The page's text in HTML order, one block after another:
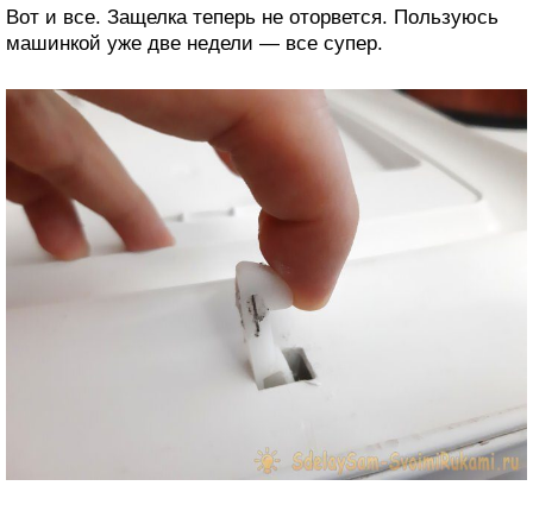
Вот и все. Защелка теперь не оторвется. Пользуюсь
машинкой уже две недели — все супер.